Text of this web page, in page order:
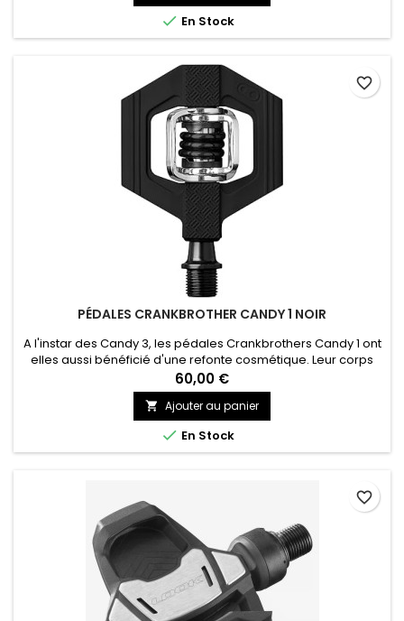
 En Stock
PÉDALES CRANKBROTHER CANDY 1 NOIR
A l'instar des Candy 3, les pédales Crankbrothers Candy 1 ont
elles aussi bénéficié d'une refonte cosmétique. Leur corps
bénéficie d’une nouvelle forme, offrant une surface d’appuie
similaire tout en réduisant le poids. Cette large surface
d’appuie rend la pédale plus stable et plus efficace encore.
Ses roulements Igus de haute qualité sont prévus pour...
60,00 €
 Ajouter au panier
 En Stock
favorite_border
favorite_border